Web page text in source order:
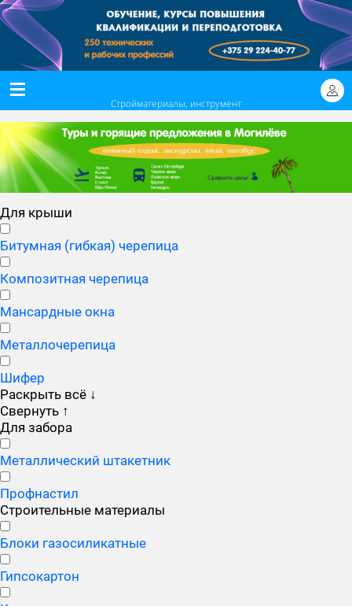
Стройматериалы, инструмент
Для крыши
Битумная (гибкая) черепица
Композитная черепица
Мансардные окна
Металлочерепица
Шифер
Раскрыть всё ↓
Свернуть ↑
Для забора
Металлический штакетник
Профнастил
Строительные материалы
Блоки газосиликатные
Гипсокартон